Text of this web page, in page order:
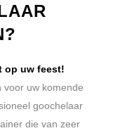
op uw feest!
voor uw komende
goochelaar
die van zeer